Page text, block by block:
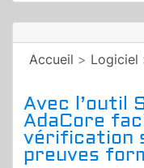
Accueil > Logiciel
Avec l’outil
AdaCore
vérification
preuves